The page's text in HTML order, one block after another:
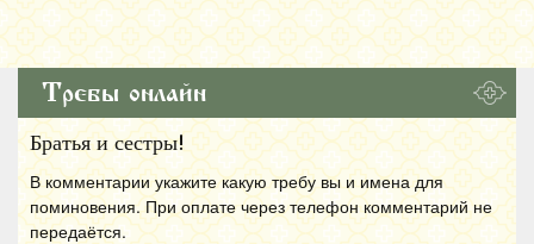
Требы онлайн
Братья и сестры!
В комментарии укажите какую требу вы и имена для
поминовения. При оплате через телефон комментарий не
передаётся.